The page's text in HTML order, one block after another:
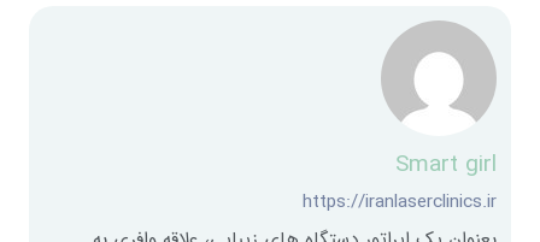
Smart girl
https://iranlaserclinics.ir